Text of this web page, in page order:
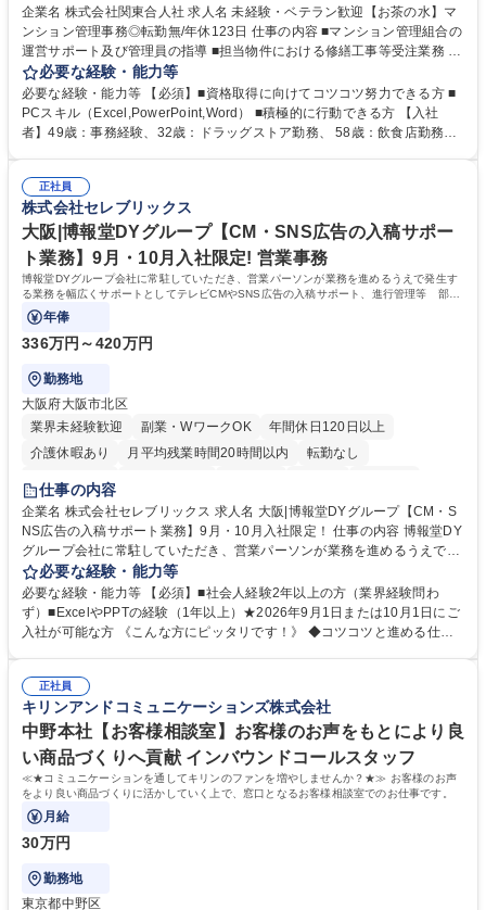
企業名 株式会社関東合人社 求人名 未経験・ベテラン歓迎【お茶の水】マ
ンション管理事務◎転勤無/年休123日 仕事の内容 ■マンション管理組合の
運営サポート及び管理員の指導 ■担当物件における修繕工事等受注業務 ■
事務所内での事務業務等 ★異業界からの転職者が多数活躍しています
【年収補足】532万円 ＋別途インセンティヴで平均約100万円/年（昨年度
実績） ＋管理業務主任者資格手当50,000円/月 ★親会社である株式会社合
人社計画研究所社のグループ会社として、質の高いサービスと適性価格を
無/年休123日
必要な経験・能力等
必要な経験・能力等 【必須】■資格取得に向けてコツコツ努力できる方 ■
PCスキル（Excel,PowerPoint,Word） ■積極的に行動できる方 【入社
者】49歳：事務経験、32歳：ドラッグストア勤務、 58歳：飲食店勤務
得出来ております！ 【魅力】■フレックス制度、未経験からでも下限年収
を一律支給！ ■管理業務主任者資格取得後には50,000円/月の手当あり！
学歴・資格 学歴：大学院 大学 高専 短大 専修学校 高校 語学力： 資格：第
一種運転免許普通自動車
正社員
株式会社セレブリックス
大阪|博報堂DYグループ【CM・SNS広告の入稿サポー
ト業務】9月・10月入社限定! 営業事務
博報堂DYグループ会社に常駐していただき、営業パーソンが業務を進めるうえで発生す
る業務を幅広くサポートとしてテレビCMやSNS広告の入稿サポート、進行管理等 部内
アシスタントとしての業務をお任せします。
年俸
336万円～420万円
勤務地
大阪府大阪市北区
業界未経験歓迎
副業・WワークOK
年間休日120日以上
介護休暇あり
月平均残業時間20時間以内
転勤なし
未経験者歓迎
完全週休2日制
交通費支給 駅近5分以内
仕事の内容
企業名 株式会社セレブリックス 求人名 大阪|博報堂DYグループ【CM・S
NS広告の入稿サポート業務】9月・10月入社限定！ 仕事の内容 博報堂DY
グループ会社に常駐していただき、営業パーソンが業務を進めるうえで発
生する業務を幅広くサポートとしてテレビCMやSNS広告の入稿サポー
ト、進行管理等 部内アシスタントとしての業務をお任せします。 ◆得意
先との定例資料作成 ◆競合調査 ◆広告出稿の進行管理、確認 ◆広告出稿
後のデータ抽出と効果測定、資料作成 ◆TVCM放送枠の情報管理、不備確
ール対応 ◆常駐先に向けた事業拡大の提案 など 募集職種 大阪|博報堂DY
グループ【CM・SNS広告の入稿サポート業務】9月・10月入社限定！
必要な経験・能力等
必要な経験・能力等 【必須】■社会人経験2年以上の方（業界経験問わ
ず）■ExcelやPPTの経験（1年以上）★2026年9月1日または10月1日にご
入社が可能な方 《こんな方にピッタリです！》 ◆コツコツと進める仕事
ャリア・スキルUPを目指したい方 学歴・資格 学歴：大学院 大学 高専 短
大 専修学校 高校 語学力： 資格：
正社員
キリンアンドコミュニケーションズ株式会社
中野本社【お客様相談室】お客様のお声をもとにより良
い商品づくりへ貢献 インバウンドコールスタッフ
≪★コミュニケーションを通してキリンのファンを増やしませんか？★≫ お客様のお声
をより良い商品づくりに活かしていく上で、窓口となるお客様相談室でのお仕事です。
月給
30万円
勤務地
東京都中野区